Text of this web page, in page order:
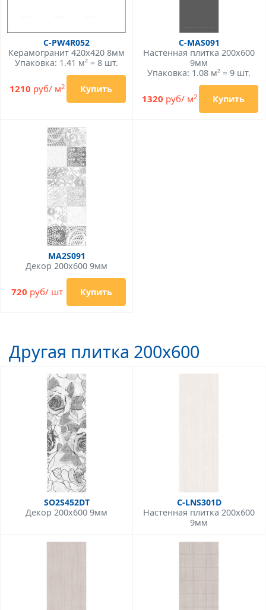
C-PW4R052
Керамогранит 420x420 8мм
Упаковка: 1.41 м² = 8 шт.
1210 руб/ м2 Купить
C-MAS091
Настенная плитка 200x600
9мм
Упаковка: 1.08 м² = 9 шт.
1320 руб/ м2 Купить
MA2S091
Декор 200x600 9мм
720 руб/ шт Купить
Другая плитка 200x600
SO2S452DT
Декор 200x600 9мм
C-LNS301D
Настенная плитка 200x600
9мм